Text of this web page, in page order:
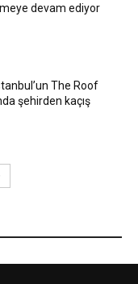
devam ediyor
The Roof
şehirden kaçış